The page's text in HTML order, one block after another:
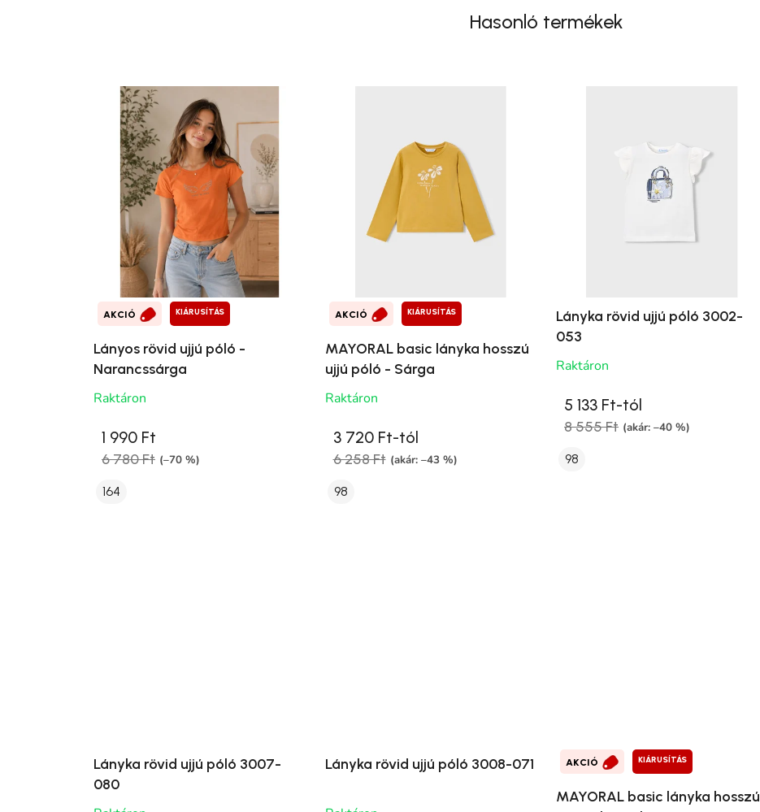
Hasonló termékek
AKCIÓ KIÁRUSÍTÁS
Lányos rövid ujjú póló -
Narancssárga
Raktáron
1 990 Ft
6 780 Ft (–70 %)
164
AKCIÓ KIÁRUSÍTÁS
MAYORAL basic lányka hosszú
ujjú póló - Sárga
Raktáron
3 720 Ft-tól
6 258 Ft (akár: –43 %)
98
Lányka rövid ujjú póló 3002-
053
Raktáron
5 133 Ft-tól
8 555 Ft (akár: –40 %)
98
Lányka rövid ujjú póló 3007-
080
Lányka rövid ujjú póló 3008-071 AKCIÓ KIÁRUSÍTÁS
MAYORAL basic lányka hosszú